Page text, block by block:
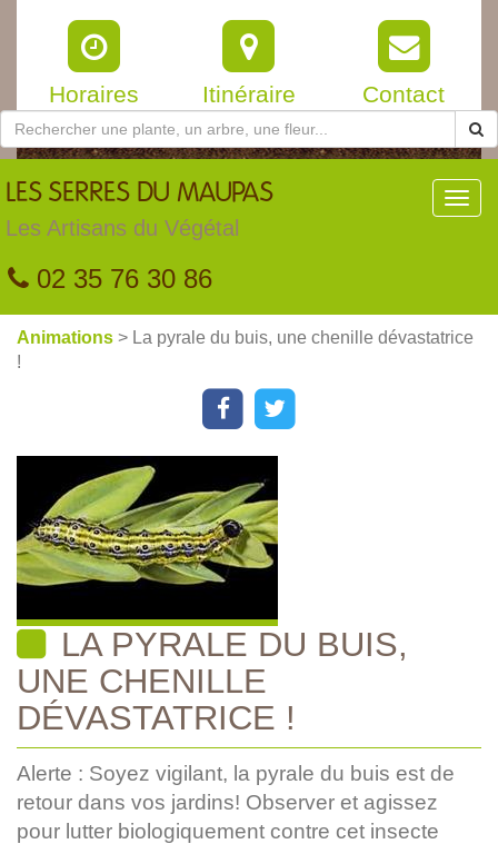
Horaires Itinéraire Contact
LES SERRES DU MAUPAS
Les Artisans du Végétal
02 35 76 30 86
Animations > La pyrale du buis, une chenille dévastatrice
!
LA PYRALE DU BUIS,
UNE CHENILLE
DÉVASTATRICE !
Alerte : Soyez vigilant, la pyrale du buis est de
retour dans vos jardins! Observer et agissez
pour lutter biologiquement contre cet insecte